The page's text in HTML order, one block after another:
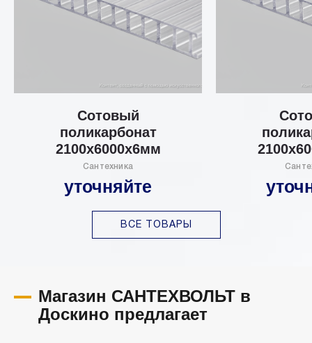
Сотовый
поликарбонат
2100х6000х6мм
Сантехника
уточняйте
ВСЕ ТОВАРЫ
Магазин САНТЕХВОЛЬТ в
Доскино предлагает